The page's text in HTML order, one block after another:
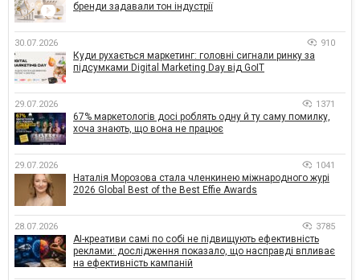
бренди задавали тон індустрії
30.07.2026 910
Куди рухається маркетинг: головні сигнали ринку за
підсумками Digital Marketing Day від GoIT
29.07.2026 1371
67% маркетологів досі роблять одну й ту саму помилку,
хоча знають, що вона не працює
29.07.2026 1041
Наталія Морозова стала членкинею міжнародного журі
2026 Global Best of the Best Effie Awards
28.07.2026 3785
AI-креативи самі по собі не підвищують ефективність
реклами: дослідження показало, що насправді впливає
на ефективність кампаній